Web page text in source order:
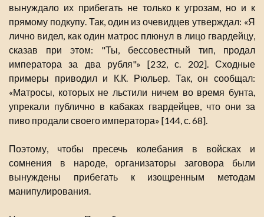
вынуждало их прибегать не только к угрозам, но и к
прямому подкупу. Так, один из очевидцев утверждал: «Я
лично видел, как один матрос плюнул в лицо гвардейцу,
сказав при этом: "Ты, бессовестный тип, продал
императора за два рубля"» [232, с. 202]. Сходные
примеры приводил и К.К. Рюльер. Так, он сообщал:
«Матросы, которых не льстили ничем во время бунта,
упрекали публично в кабаках гвардейцев, что они за
пиво продали своего императора» [144, с. 68].
Поэтому, чтобы пресечь колебания в войсках и
сомнения в народе, организаторы заговора были
вынуждены прибегать к изощренным методам
манипулирования.